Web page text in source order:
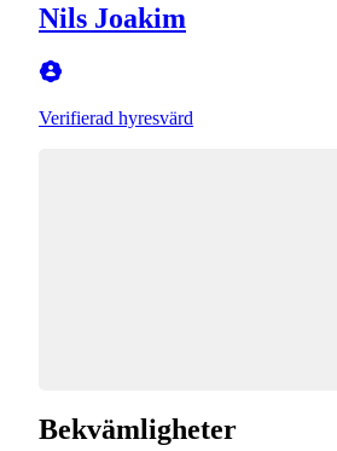
Nils Joakim
Verifierad hyresvärd
Bekvämligheter